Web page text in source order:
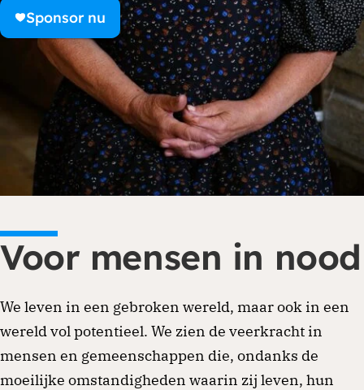
Sponsor nu
Voor mensen in nood
We leven in een gebroken wereld, maar ook in een
wereld vol potentieel. We zien de veerkracht in
mensen en gemeenschappen die, ondanks de
moeilijke omstandigheden waarin zij leven, hun
Je kunt eenmalig of periodiek doneren via
onze website. Ga naar de donatiepagina en
bijdragen. Periodiek schenken biedt ook
belastingvoordeel.
Doneren